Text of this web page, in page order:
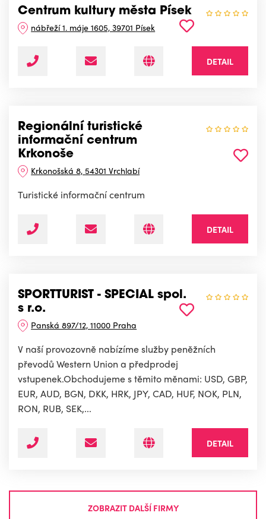
Centrum kultury města Písek
nábřeží 1. máje 1605, 39701 Písek
DETAIL
Regionální turistické
informační centrum
Krkonoše
Krkonošská 8, 54301 Vrchlabí
Turistické informační centrum
DETAIL
SPORTTURIST - SPECIAL spol.
s r.o.
Panská 897/12, 11000 Praha
V naší provozovně nabízíme služby peněžních
převodů Western Union a předprodej
vstupenek.Obchodujeme s těmito měnami: USD, GBP,
EUR, AUD, BGN, DKK, HRK, JPY, CAD, HUF, NOK, PLN,
RON, RUB, SEK,...
DETAIL
ZOBRAZIT DALŠÍ FIRMY